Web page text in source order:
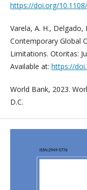
https://doi.org/
Varela, A. H., Delgado,
Contemporary Global
Limitations. Otoritas:
Available at: https://
World Bank, 2023.
D.C.